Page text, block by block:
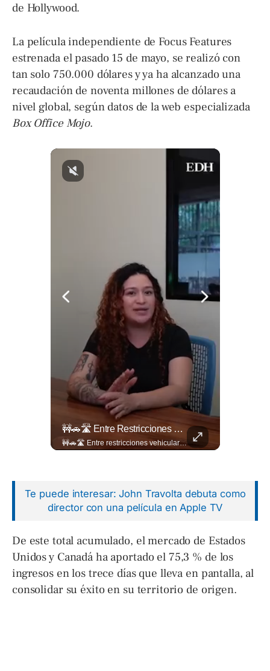
de Hollywood.
La película independiente de Focus Features
estrenada el pasado 15 de mayo, se realizó con
tan solo 750.000 dólares y ya ha alcanzado una
recaudación de noventa millones de dólares a
nivel global, según datos de la web especializada
Box Office Mojo.
🚧🚗🛣️ Entre Restricciones Vehiculares Y El Despliegue De Maquinaria Pesada, Continúan Los Trabajos De Ampliación Y La Construcción Del Viaducto En El Tramo De Los...
🚧🚗🛣️ Entre restricciones vehiculares y el despliegue de maquinaria pesada, continúan los trabajos de ampliación y la construcción del viaducto en el tramo de Los Chorros, en la carretera Panamericana. Para más información del tramo Los Chorros visita ➡️ eldiariodehoy.com #Nacionales #LosChorros #carreterapanamericana
Te puede interesar: John Travolta debuta como
director con una película en Apple TV
De este total acumulado, el mercado de Estados
Unidos y Canadá ha aportado el 75,3 % de los
ingresos en los trece días que lleva en pantalla, al
consolidar su éxito en su territorio de origen.